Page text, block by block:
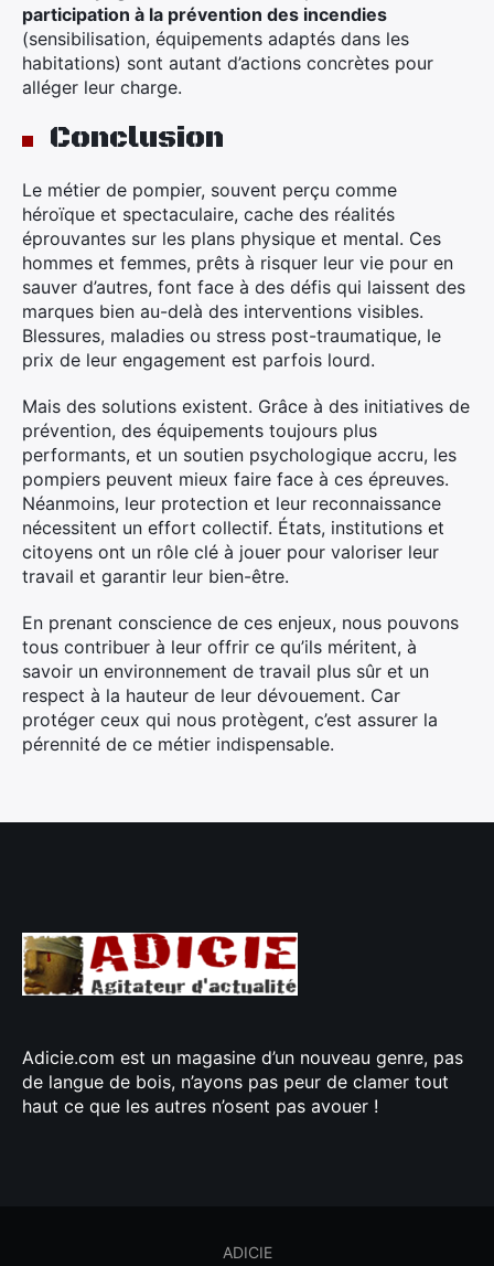
participation à la prévention des incendies
(sensibilisation, équipements adaptés dans les
habitations) sont autant d’actions concrètes pour
alléger leur charge.
Conclusion
Le métier de pompier, souvent perçu comme
héroïque et spectaculaire, cache des réalités
éprouvantes sur les plans physique et mental. Ces
hommes et femmes, prêts à risquer leur vie pour en
sauver d’autres, font face à des défis qui laissent des
marques bien au-delà des interventions visibles.
Blessures, maladies ou stress post-traumatique, le
prix de leur engagement est parfois lourd.
Mais des solutions existent. Grâce à des initiatives de
prévention, des équipements toujours plus
performants, et un soutien psychologique accru, les
pompiers peuvent mieux faire face à ces épreuves.
Néanmoins, leur protection et leur reconnaissance
nécessitent un effort collectif. États, institutions et
citoyens ont un rôle clé à jouer pour valoriser leur
travail et garantir leur bien-être.
En prenant conscience de ces enjeux, nous pouvons
tous contribuer à leur offrir ce qu’ils méritent, à
savoir un environnement de travail plus sûr et un
respect à la hauteur de leur dévouement. Car
protéger ceux qui nous protègent, c’est assurer la
pérennité de ce métier indispensable.
Adicie.com est un magasine d’un nouveau genre, pas
de langue de bois, n’ayons pas peur de clamer tout
haut ce que les autres n’osent pas avouer !
ADICIE